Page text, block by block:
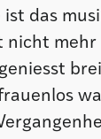
das
nicht mehr